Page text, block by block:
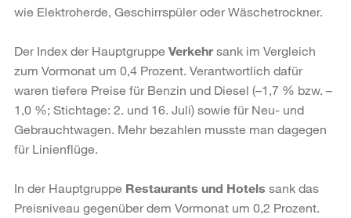
wie Elektroherde, Geschirrspüler oder Wäschetrockner.
Der Index der Hauptgruppe Verkehrsank im Vergleich
zum Vormonat um 0,4 Prozent. Verantwortlich dafür
waren tiefere Preise für Benzin und Diesel (–1,7 % bzw. –
1,0 %; Stichtage: 2. und 16. Juli) sowie für Neu- und
Gebrauchtwagen. Mehr bezahlen musste man dagegen
für Linienflüge.
In der Hauptgruppe Restaurants und Hotels sank das
Preisniveau gegenüber dem Vormonat um 0,2 Prozent.